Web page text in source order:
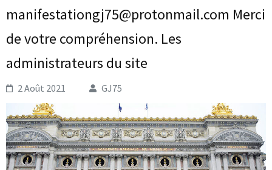
manifestationgj75@protonmail.com Merci
de votre compréhension. Les
administrateurs du site
2 Août 2021 GJ75